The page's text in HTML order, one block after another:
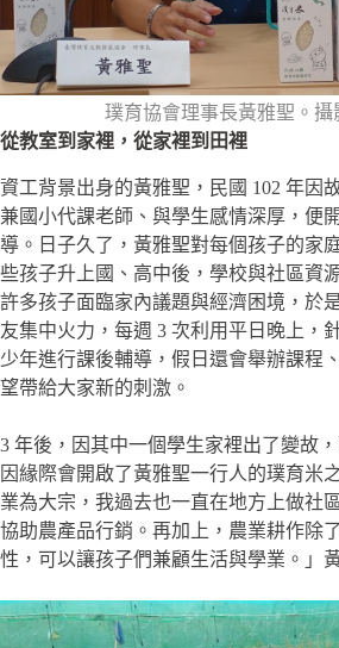
璞育協會理事長黃雅聖。攝
從教室到家裡，從家裡到田裡
資工背景出身的黃雅聖，民國 102 年因
兼國小代課老師、與學生感情深厚，便
導。日子久了，黃雅聖對每個孩子的家
些孩子升上國、高中後，學校與社區資
許多孩子面臨家內議題與經濟困境，於
友集中火力，每週 3 次利用平日晚上，
少年進行課後輔導，假日還會舉辦課程
望帶給大家新的刺激。
3 年後，因其中一個學生家裡出了變故
因緣際會開啟了黃雅聖一行人的璞育米
業為大宗，我過去也一直在地方上做社
協助農產品行銷。再加上，農業耕作除
性，可以讓孩子們兼顧生活與學業。」